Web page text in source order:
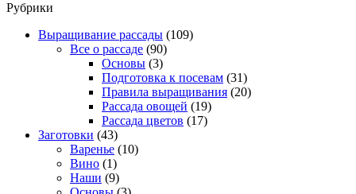
Рубрики
Выращивание рассады (109)
Все о рассаде (90)
Основы (3)
Подготовка к посевам (31)
Правила выращивания (20)
Рассада овощей (19)
Рассада цветов (17)
Заготовки (43)
Варенье (10)
Вино (1)
Наши (9)